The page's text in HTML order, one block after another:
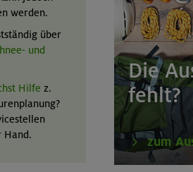
werden.
über
und
Hilfe z.
Hand.
Die
fehlt?
zum